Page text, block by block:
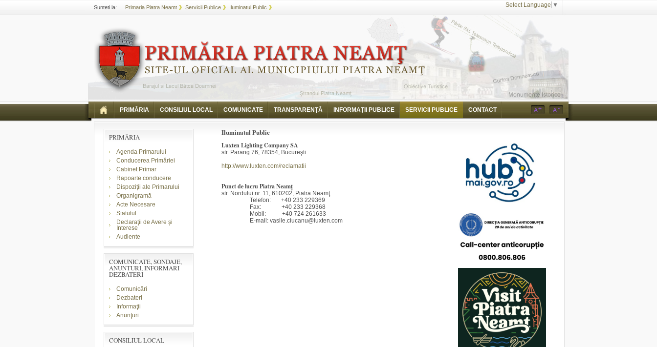
Sunteti la: Primaria Piatra Neamt Servicii Publice Iluminatul Public Select Language ▼
PRIMĂRIA CONSILIUL LOCAL COMUNICATE TRANSPARENȚĂ INFORMAŢII PUBLICE SERVICII PUBLICE CONTACT
PRIMĂRIA
Agenda Primarului
Conducerea Primăriei
Cabinet Primar
Rapoarte conducere
Dispoziţii ale Primarului
Organigramă
Acte Necesare
Statutul
Declaraţii de Avere şi
Interese
Audiente
COMUNICATE, SONDAJE,
ANUNTURI, INFORMARI
DEZBATERI
Comunicări
Dezbateri
Informaţii
Anunţuri
CONSILIUL LOCAL
Iluminatul Public
Luxten Lighting Company SA
str. Parang 76, 78354, Bucureşti
http://www.luxten.com/reclamatii
Punct de lucru Piatra Neamţ
str. Nordului nr. 11, 610202, Piatra Neamţ
Telefon: +40 233 229369
Fax: +40 233 229368
Mobil: +40 724 261633
E-mail: vasile.ciucanu@luxten.com